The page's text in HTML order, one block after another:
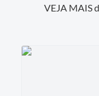
VEJA MAIS